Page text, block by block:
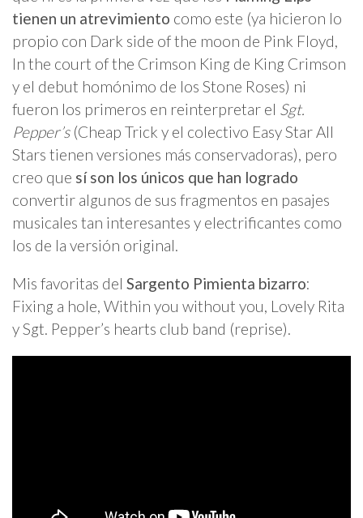
tienen un atrevimiento como este (ya hicieron lo
propio con Dark side of the moon de Pink Floyd,
In the court of the Crimson King de King Crimson
y el debut homónimo de los Stone Roses) ni
fueron los primeros en reinterpretar el Sgt.
Pepper’s (Cheap Trick y el colectivo Easy Star All
Stars tienen versiones más conservadoras), pero
creo que sí son los únicos que han logrado
convertir algunos de sus fragmentos en pasajes
musicales tan interesantes y electrificantes como
los de la versión original.
Mis favoritas del Sargento Pimienta bizarro:
Fixing a hole, Within you without you, Lovely Rita
y Sgt. Pepper’s hearts club band (reprise).